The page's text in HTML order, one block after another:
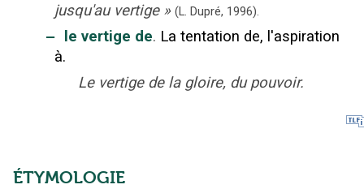
jusqu'au vertige » (L. Dupré, 1996).
‒ le vertige de. La tentation de, l'aspiration
à.
Le vertige de la gloire, du pouvoir.
ÉTYMOLOGIE